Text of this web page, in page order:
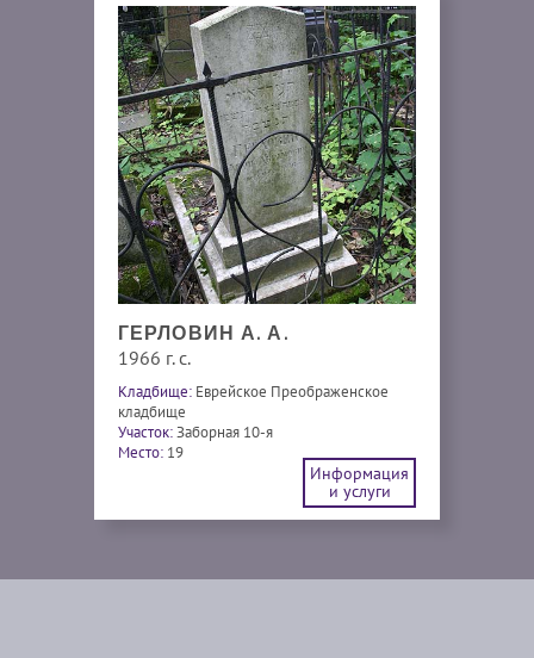
ГЕРЛОВИН А. А.
1966 г. с.
Кладбище: Еврейское Преображенское
кладбище
Участок:Заборная 10-я
Место: 19
Информация
и услуги